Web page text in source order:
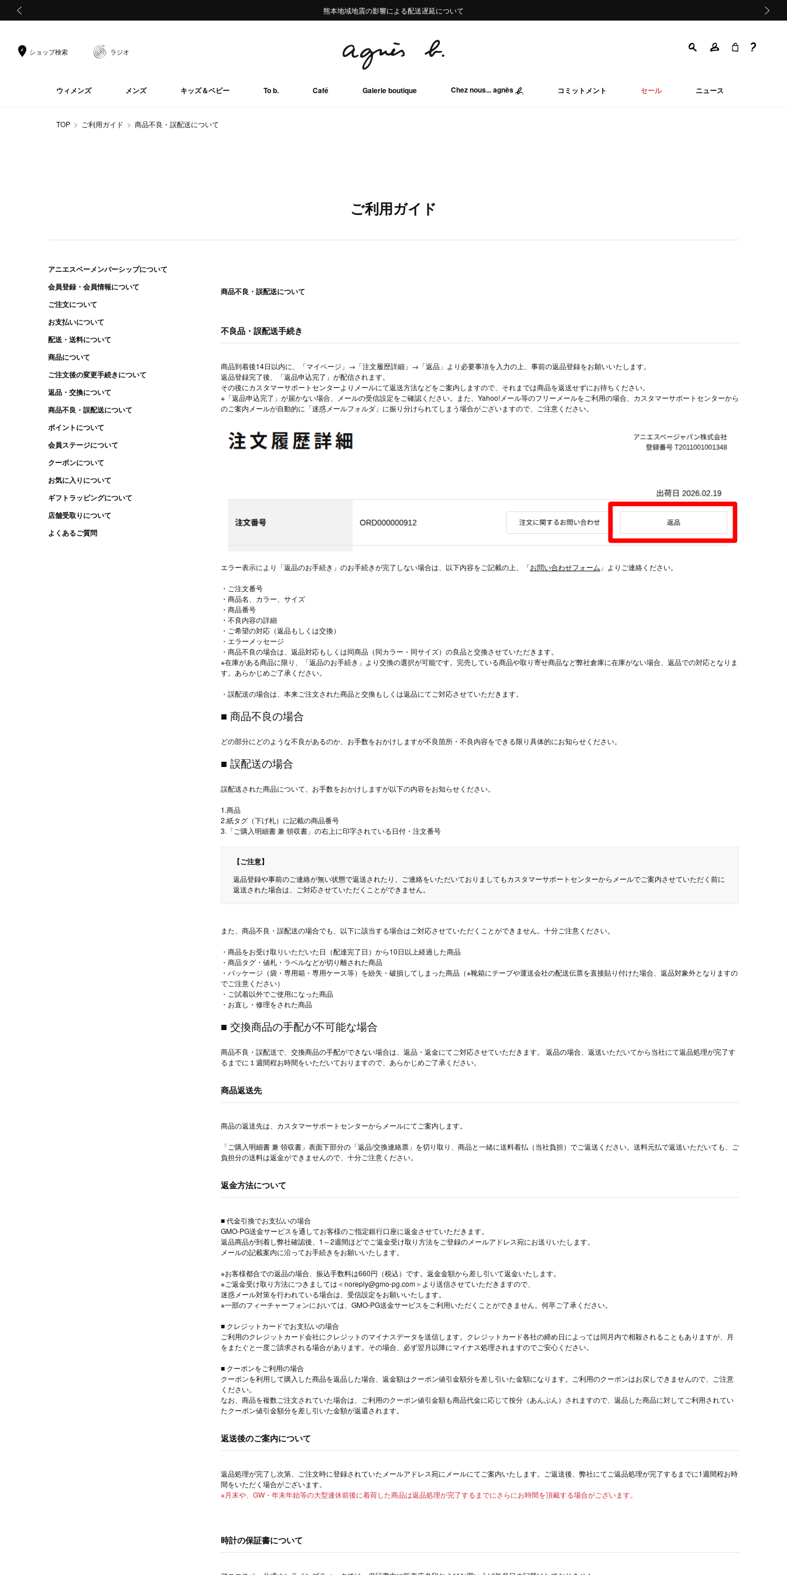
熊本地域地震の影響による配送遅延について
Summer Sale 2buy10%OFF!!
熊本地域地震の影響による配送遅延について
Summer Sale 2buy10%OFF!!
ショップ検索 ラジオ
ウィメンズ メンズ キッズ＆ベビー To b. Café Galerie boutique Chez nous... agnès コミットメント セール ニュース
TOP ご利用ガイド 商品不良・誤配送について
ご利用ガイド
商品不良・誤配送について
不良品・誤配送手続き
商品到着後14日以内に、「マイページ」→「注文履歴詳細」→「返品」より必要事項を入力の上、事前の返品登録をお願いいたします。
返品登録完了後、「返品申込完了」が配信されます。
その後にカスタマーサポートセンターよりメールにて返送方法などをご案内しますので、それまでは商品を返送せずにお待ちください。
※「返品申込完了」が届かない場合、メールの受信設定をご確認ください。また、Yahoo!メール等のフリーメールをご利用の場合、カスタマーサポートセンターから
のご案内メールが自動的に「迷惑メールフォルダ」に振り分けられてしまう場合がございますので、ご注意ください。
エラー表示により「返品のお手続き」のお手続きが完了しない場合は、以下内容をご記載の上、「お問い合わせフォーム 」よりご連絡ください。
・ご注文番号
・商品名、カラー、サイズ
・商品番号
・不良内容の詳細
・ご希望の対応（返品もしくは交換）
・エラーメッセージ
・商品不良の場合は、返品対応もしくは同商品（同カラー・同サイズ）の良品と交換させていただきます。
※在庫がある商品に限り、「返品のお手続き」より交換の選択が可能です。完売している商品や取り寄せ商品など弊社倉庫に在庫がない場合、返品での対応となりま
す。あらかじめご了承ください。
・誤配送の場合は、本来ご注文された商品と交換もしくは返品にてご対応させていただきます。
■ 商品不良の場合
どの部分にどのような不良があるのか、お手数をおかけしますが不良箇所・不良内容をできる限り具体的にお知らせください。
■ 誤配送の場合
誤配送された商品について、お手数をおかけしますが以下の内容をお知らせください。
1.商品
2.紙タグ（下げ札）に記載の商品番号
3.「ご購入明細書 兼 領収書」の右上に印字されている日付・注文番号
【ご注意】
返品登録や事前のご連絡が無い状態で返送されたり、ご連絡をいただいておりましてもカスタマーサポートセンターからメールでご案内させていただく前に
返送された場合は、ご対応させていただくことができません。
また、商品不良・誤配送の場合でも、以下に該当する場合はご対応させていただくことができません。十分ご注意ください。
・商品をお受け取りいただいた日（配達完了日）から10日以上経過した商品
・商品タグ・値札・ラベルなどが切り離された商品
・パッケージ（袋・専用箱・専用ケース等）を紛失・破損してしまった商品（※靴箱にテープや運送会社の配送伝票を直接貼り付けた場合、返品対象外となりますの
でご注意ください）
・ご試着以外でご使用になった商品
・お直し・修理をされた商品
■ 交換商品の手配が不可能な場合
商品不良・誤配送で、交換商品の手配ができない場合は、返品・返金にてご対応させていただきます。 返品の場合、返送いただいてから当社にて返品処理が完了す
るまでに１週間程お時間をいただいておりますので、あらかじめご了承ください。
商品返送先
商品の返送先は、カスタマーサポートセンターからメールにてご案内します。
「ご購入明細書 兼 領収書」表面下部分の「返品/交換連絡票」を切り取り、商品と一緒に送料着払（当社負担）でご返送ください。送料元払で返送いただいても、ご
負担分の送料は返金ができませんので、十分ご注意ください。
返金方法について
■ 代金引換でお支払いの場合
GMO-PG送金サービスを通してお客様のご指定銀行口座に返金させていただきます。
返品商品が到着し弊社確認後、1～2週間ほどでご返金受け取り方法をご登録のメールアドレス宛にお送りいたします。
メールの記載案内に沿ってお手続きをお願いいたします。
※お客様都合での返品の場合、振込手数料は660円（税込）です。返金金額から差し引いて返金いたします。
※ご返金受け取り方法につきましては＜noreply@gmo-pg.com＞より送信させていただきますので、
迷惑メール対策を行われている場合は、受信設定をお願いいたします。
※一部のフィーチャーフォンにおいては、GMO-PG送金サービスをご利用いただくことができません。何卒ご了承ください。
■ クレジットカードでお支払いの場合
ご利用のクレジットカード会社にクレジットのマイナスデータを送信します。クレジットカード各社の締め日によっては同月内で相殺されることもありますが、月
をまたぐと一度ご請求される場合があります。その場合、必ず翌月以降にマイナス処理されますのでご安心ください。
■ クーポンをご利用の場合
クーポンを利用して購入した商品を返品した場合、返金額はクーポン値引金額分を差し引いた金額になります。ご利用のクーポンはお戻しできませんので、ご注意
ください。
なお、商品を複数ご注文されていた場合は、ご利用のクーポン値引金額も商品代金に応じて按分（あんぶん）されますので、返品した商品に対してご利用されてい
たクーポン値引金額分を差し引いた金額が返還されます。
返送後のご案内について
返品処理が完了し次第、ご注文時に登録されていたメールアドレス宛にメールにてご案内いたします。ご返送後、弊社にてご返品処理が完了するまでに1週間程お時
間をいただく場合がございます。
※月末や、GW・年末年始等の大型連休前後に着荷した商品は返品処理が完了するまでにさらにお時間を頂戴する場合がございます。
時計の保証書について
アニエスベーメンバーシップについて
会員登録・会員情報について
ご注文について
お支払いについて
配送・送料について
商品について
ご注文後の変更手続きについて
返品・交換について
商品不良・誤配送について
ポイントについて
会員ステージについて
クーポンについて
お気に入りについて
ギフトラッピングについて
店舗受取りについて
よくあるご質問